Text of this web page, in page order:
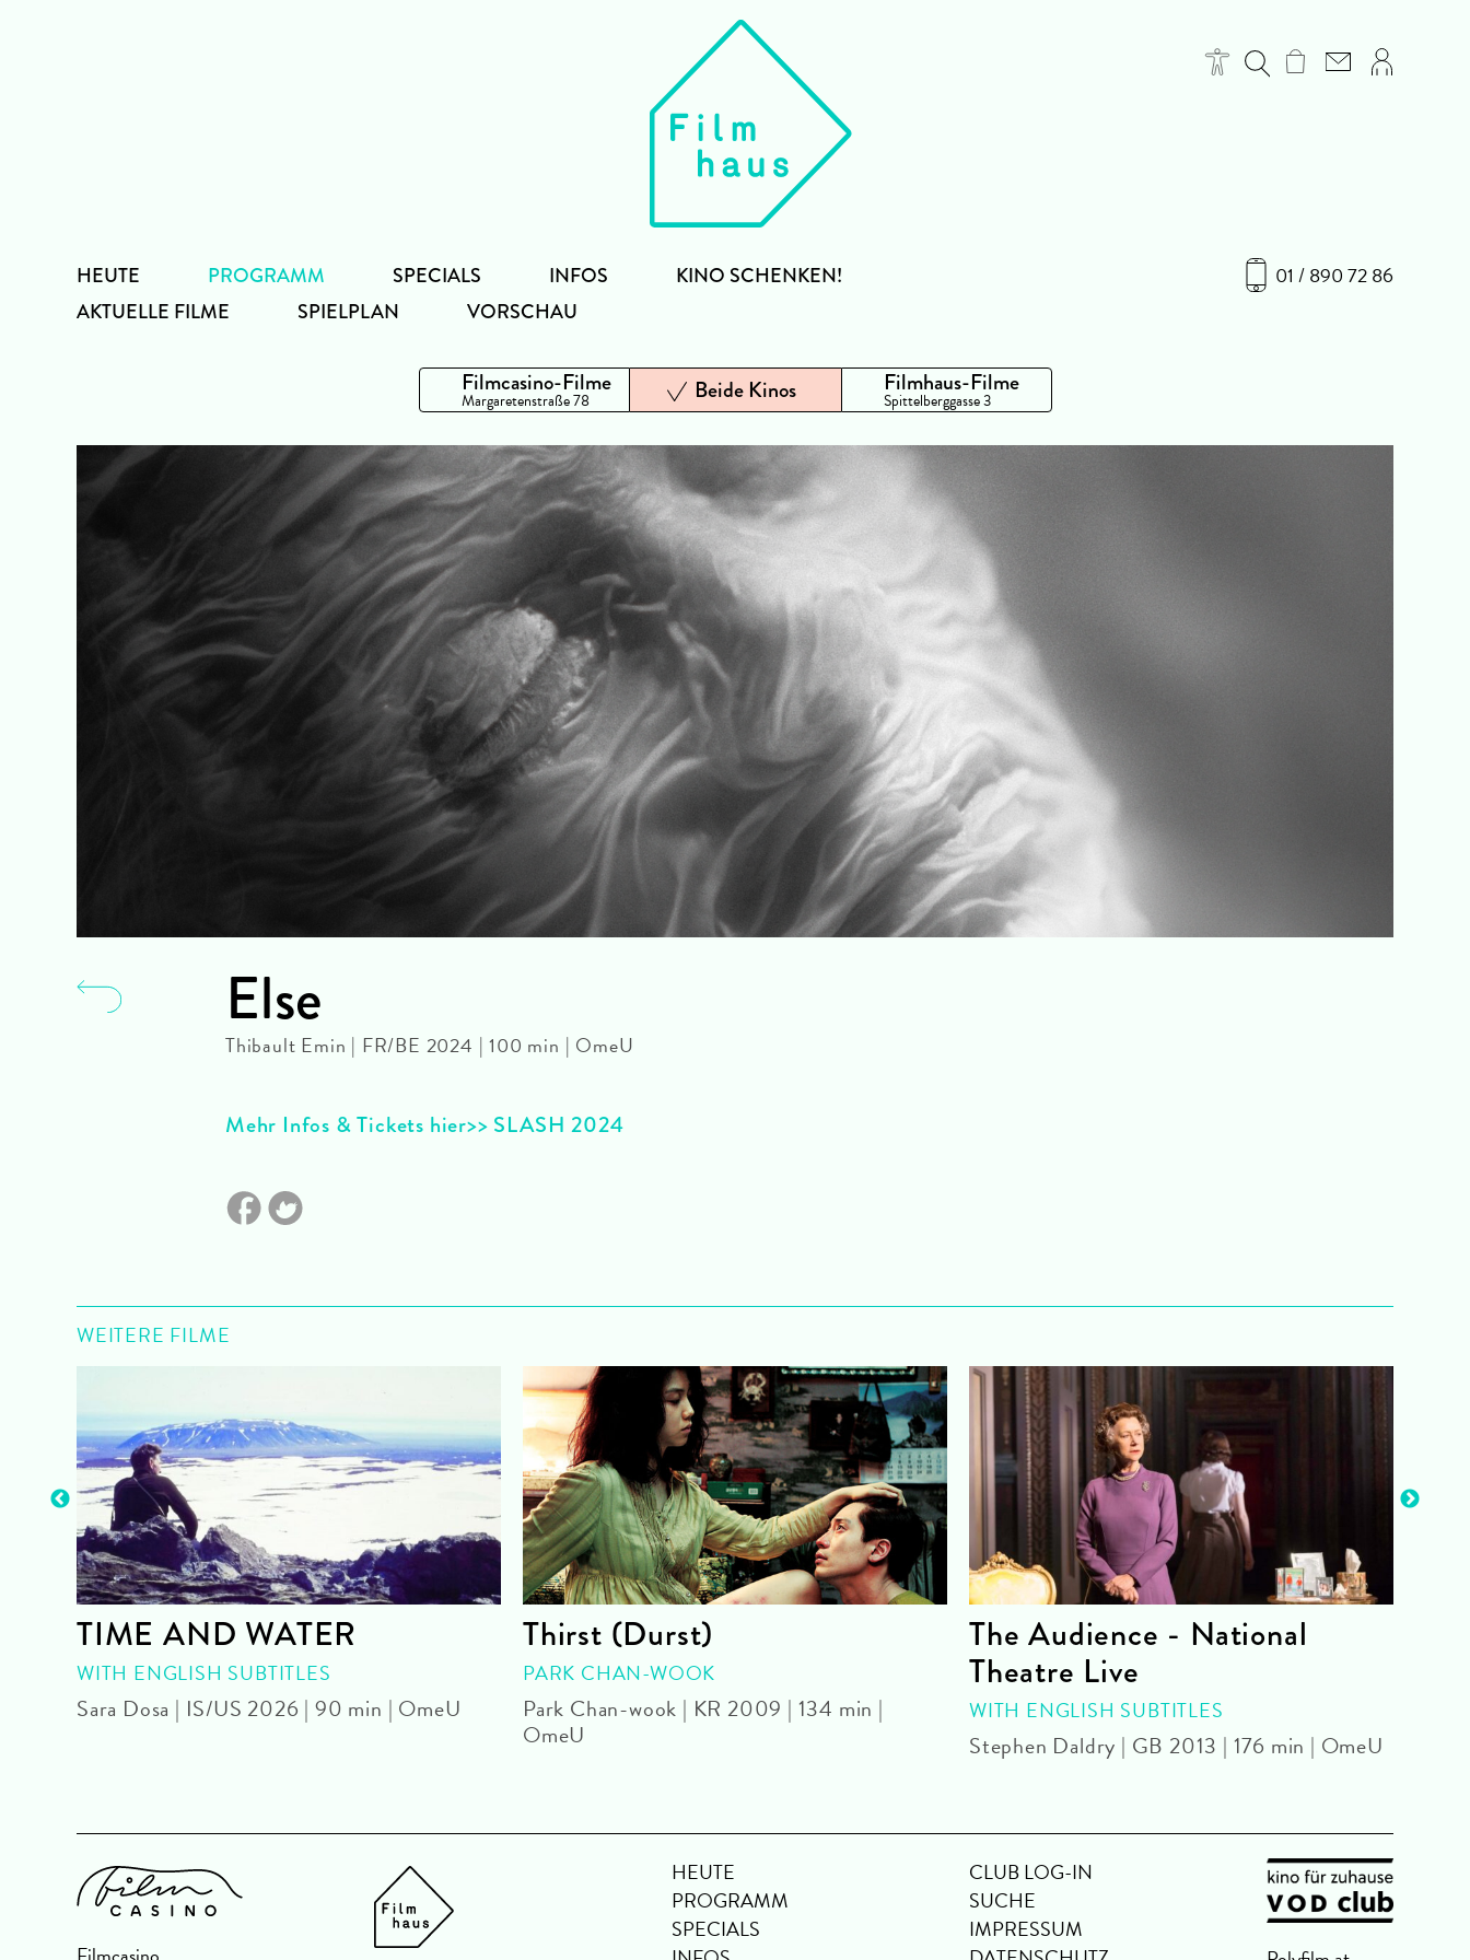
01 / 890 72 86
HEUTE
PROGRAMM
AKTUELLE FILME
SPIELPLAN VORSCHAU
SPECIALS INFOS KINO SCHENKEN!
Filmcasino-Filme
Margaretenstraße 78 Beide Kinos Filmhaus-Filme
Spittelberggasse 3
Else
Thibault Emin | FR/BE 2024 | 100 min | OmeU
Mehr Infos & Tickets hier>> SLASH 2024
WEITERE FILME
TIME AND WATER
WITH ENGLISH SUBTITLES
Sara Dosa | IS/US 2026 | 90 min | OmeU
Thirst (Durst)
PARK CHAN-WOOK
Park Chan-wook | KR 2009 | 134 min |
OmeU
The Audience - National
Theatre Live
WITH ENGLISH SUBTITLES
Stephen Daldry | GB 2013 | 176 min | OmeU
HEUTE
PROGRAMM
SPECIALS
CLUB LOG-IN
SUCHE
IMPRESSUM